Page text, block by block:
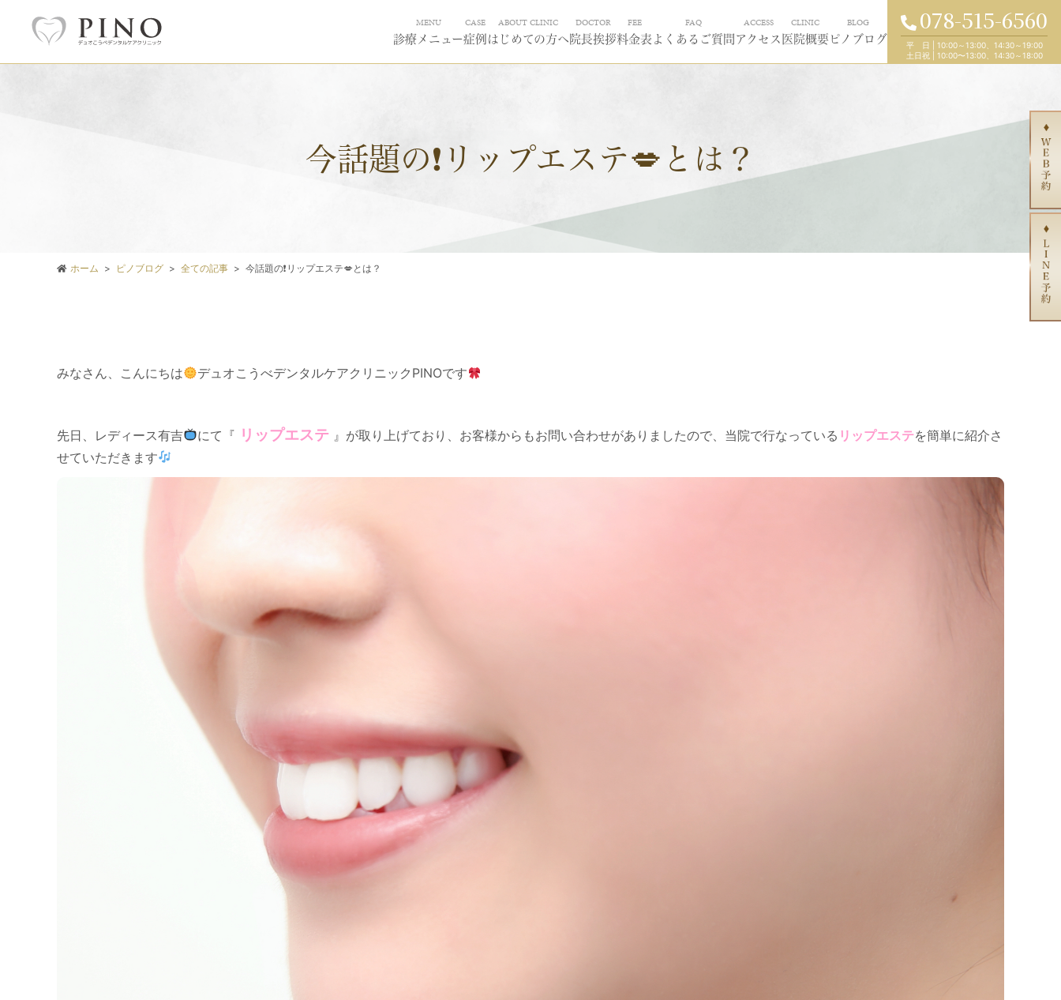
MENU
診療メニュー
CASE
症例
ABOUT CLINIC
はじめての方へ
DOCTOR
院長挨拶
FEE
料金表
FAQ
よくあるご質問
ACCESS
アクセス
CLINIC
医院概要
BLOG
ピノブログ
078-515-6560
平 日
10:00～13:00、14:30～19:00
土日祝
10:00〜13:00、14:30～18:00
今話題の❗️リップエステ💋とは？
ホーム ピノブログ 全ての記事 今話題の❗️リップエステ💋とは？
みなさん、こんにちは デュオこうべデンタルケアクリニックPINOです
先日、レディース有吉 にて『 リップエステ 』が取り上げており、お客様からもお問い合わせがありましたので、当院で行なっている リップエステを簡単に紹介さ
せていただきます